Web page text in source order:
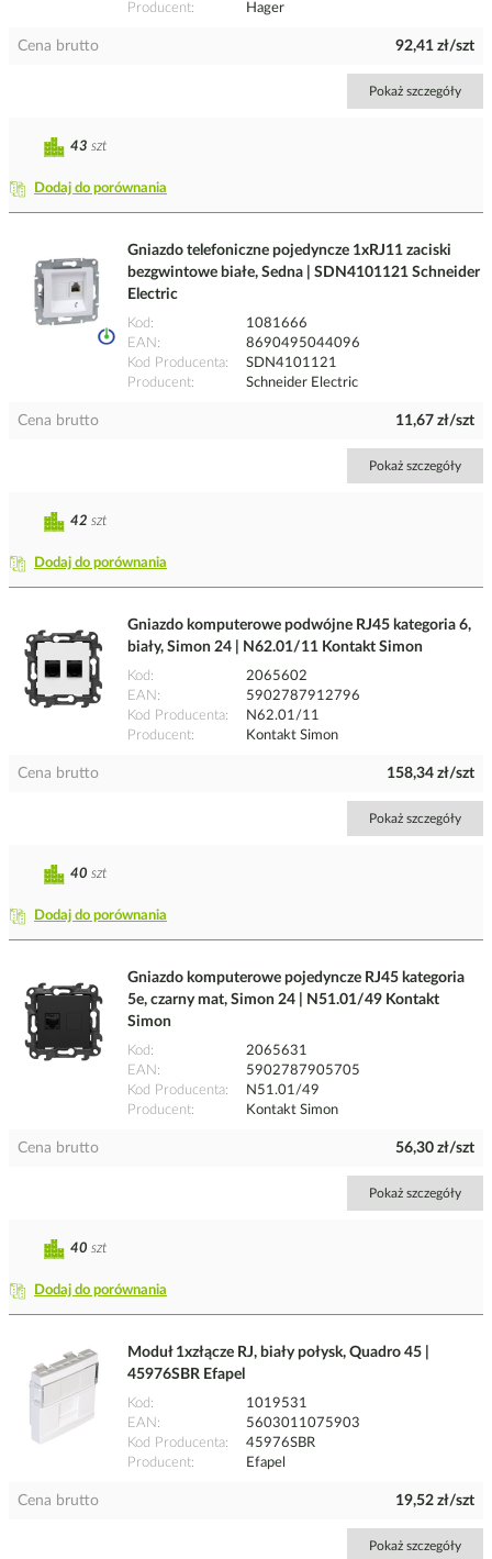
Producent
Hager
Cena brutto 92,41 zł/szt
Pokaż szczegóły
Dodaj do porównania
43 szt
Gniazdo telefoniczne pojedyncze 1xRJ11 zaciski
bezgwintowe białe, Sedna | SDN4101121 Schneider
Electric
Kod
1081666
EAN
8690495044096
Kod Producenta
SDN4101121
Producent
Schneider Electric
Cena brutto 11,67 zł/szt
Pokaż szczegóły
Dodaj do porównania
42 szt
Gniazdo komputerowe podwójne RJ45 kategoria 6,
biały, Simon 24 | N62.01/11 Kontakt Simon
Kod
2065602
EAN
5902787912796
Kod Producenta
N62.01/11
Producent
Kontakt Simon
Cena brutto 158,34 zł/szt
Pokaż szczegóły
Dodaj do porównania
40 szt
Gniazdo komputerowe pojedyncze RJ45 kategoria
5e, czarny mat, Simon 24 | N51.01/49 Kontakt
Simon
Kod
2065631
EAN
5902787905705
Kod Producenta
N51.01/49
Producent
Kontakt Simon
Cena brutto 56,30 zł/szt
Pokaż szczegóły
Dodaj do porównania
40 szt
Moduł 1xzłącze RJ, biały połysk, Quadro 45 |
45976SBR Efapel
Kod
1019531
EAN
5603011075903
Kod Producenta
45976SBR
Producent
Efapel
Cena brutto 19,52 zł/szt
Pokaż szczegóły